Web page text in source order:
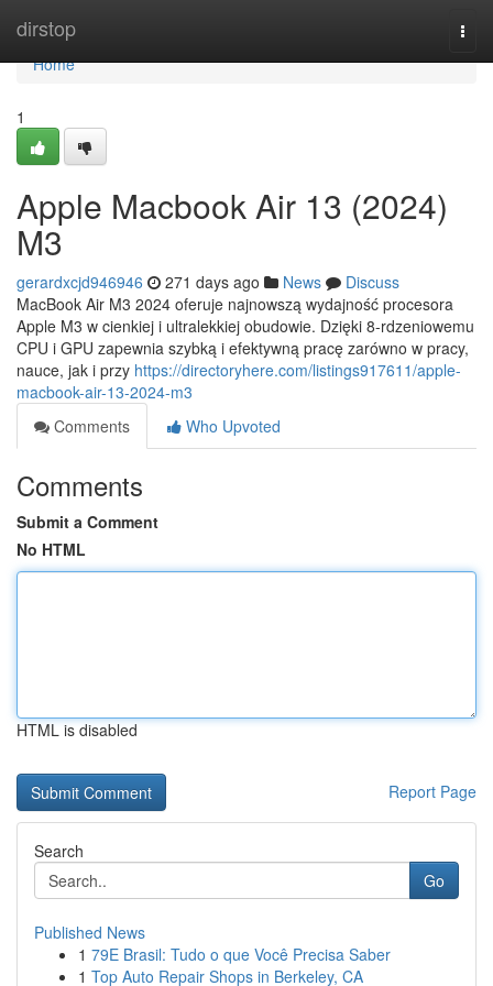
dirstop
Home
Home
1
Apple Macbook Air 13 (2024)
M3
gerardxcjd946946 271 days ago News
Discuss
MacBook Air M3 2024 oferuje najnowszą wydajność procesora
Apple M3 w cienkiej i ultralekkiej obudowie. Dzięki 8-rdzeniowemu
CPU i GPU zapewnia szybką i efektywną pracę zarówno w pracy,
nauce, jak i przy https://directoryhere.com/listings917611/apple-
macbook-air-13-2024-m3
Comments
Who Upvoted
Comments
Submit a Comment
No HTML
HTML is disabled
Report Page
Search
Go
Published News
1 79E Brasil: Tudo o que Você Precisa Saber
1 Top Auto Repair Shops in Berkeley, CA